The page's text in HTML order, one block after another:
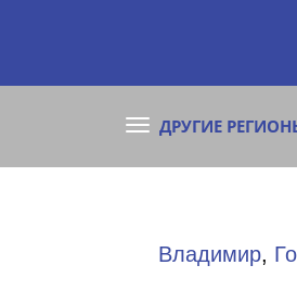
ДРУГИЕ
Владимир,